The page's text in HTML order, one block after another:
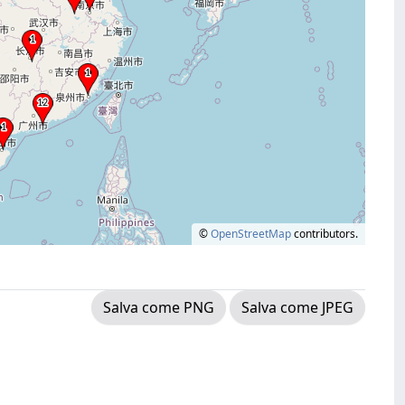
©OpenStreetMapcontributors.
Salva come PNG Salva come JPEG